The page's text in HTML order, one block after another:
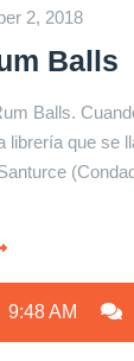
2, 2018
Balls
Balls.
librería que se
9:48 AM